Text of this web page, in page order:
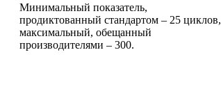
Минимальный показатель,
продиктованный стандартом – 25 циклов,
максимальный, обещанный
производителями – 300.